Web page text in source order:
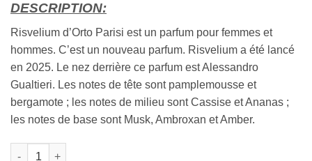
DESCRIPTION:
Risvelium d’Orto Parisi est un parfum pour femmes et
hommes. C’est un nouveau parfum. Risvelium a été lancé
en 2025. Le nez derrière ce parfum est Alessandro
Gualtieri. Les notes de tête sont pamplemousse et
bergamote ; les notes de milieu sont Cassise et Ananas ;
les notes de base sont Musk, Ambroxan et Amber.
quantité de Risvelium Orto Parisi 50ml